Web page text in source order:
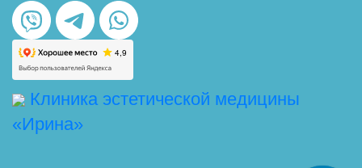
Клиника эстетической медицины
«Ирина»